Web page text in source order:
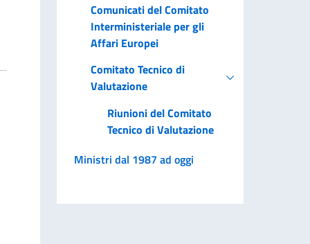
Comunicati del Comitato
Interministeriale per gli
Affari Europei
Comitato Tecnico di
Valutazione
Riunioni del Comitato
Tecnico di Valutazione
Ministri dal 1987 ad oggi